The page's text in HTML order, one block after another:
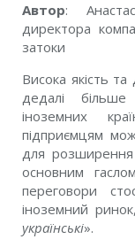
Автор:
директора
затоки
Висока якість та
дедалі
іноземних
підприємцям
для розширення
основним
переговори
іноземний
українські».